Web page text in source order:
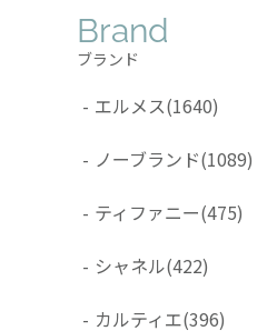
Brand
ブランド
- エルメス(1640)
- ノーブランド(1089)
- ティファニー(475)
- シャネル(422)
- カルティエ(396)